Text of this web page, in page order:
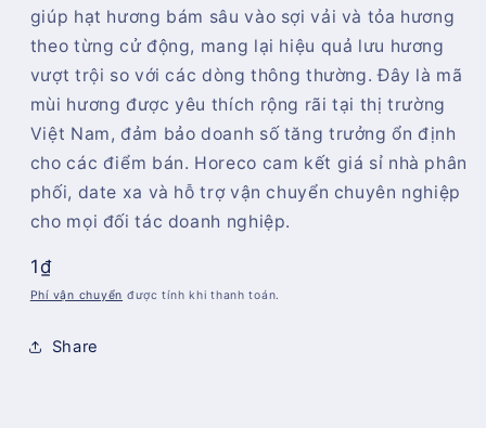
giúp hạt hương bám sâu vào sợi vải và tỏa hương
theo từng cử động, mang lại hiệu quả lưu hương
vượt trội so với các dòng thông thường. Đây là mã
mùi hương được yêu thích rộng rãi tại thị trường
Việt Nam, đảm bảo doanh số tăng trưởng ổn định
cho các điểm bán. Horeco cam kết giá sỉ nhà phân
phối, date xa và hỗ trợ vận chuyển chuyên nghiệp
cho mọi đối tác doanh nghiệp.
Giá
thông
1₫
Phí vận chuyển được tính khi thanh toán.
Share